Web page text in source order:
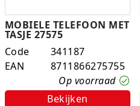
MOBIELE TELEFOON MET
TASJE 27575
Code
341187
EAN
8711866275755
Op voorraad
Bekijken